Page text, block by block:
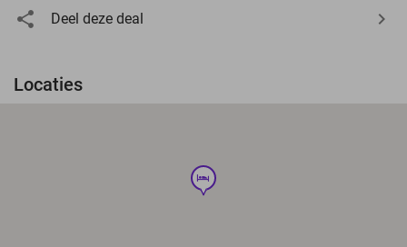
Deel deze deal
Locaties
hotel